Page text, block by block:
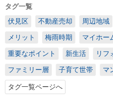
タグ一覧
伏見区
不動産売却 周辺地域
メリット 梅雨時期 マイホー
重要なポイント 新生活 リフ
ファミリー層 子育て世帯 マ
タグ一覧ページへ